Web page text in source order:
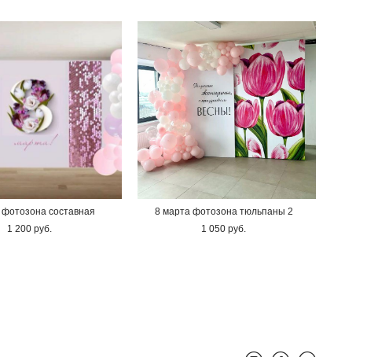
составная
1 200 pуб.
8 марта фотозона тюльпаны 2
1 050 pуб.